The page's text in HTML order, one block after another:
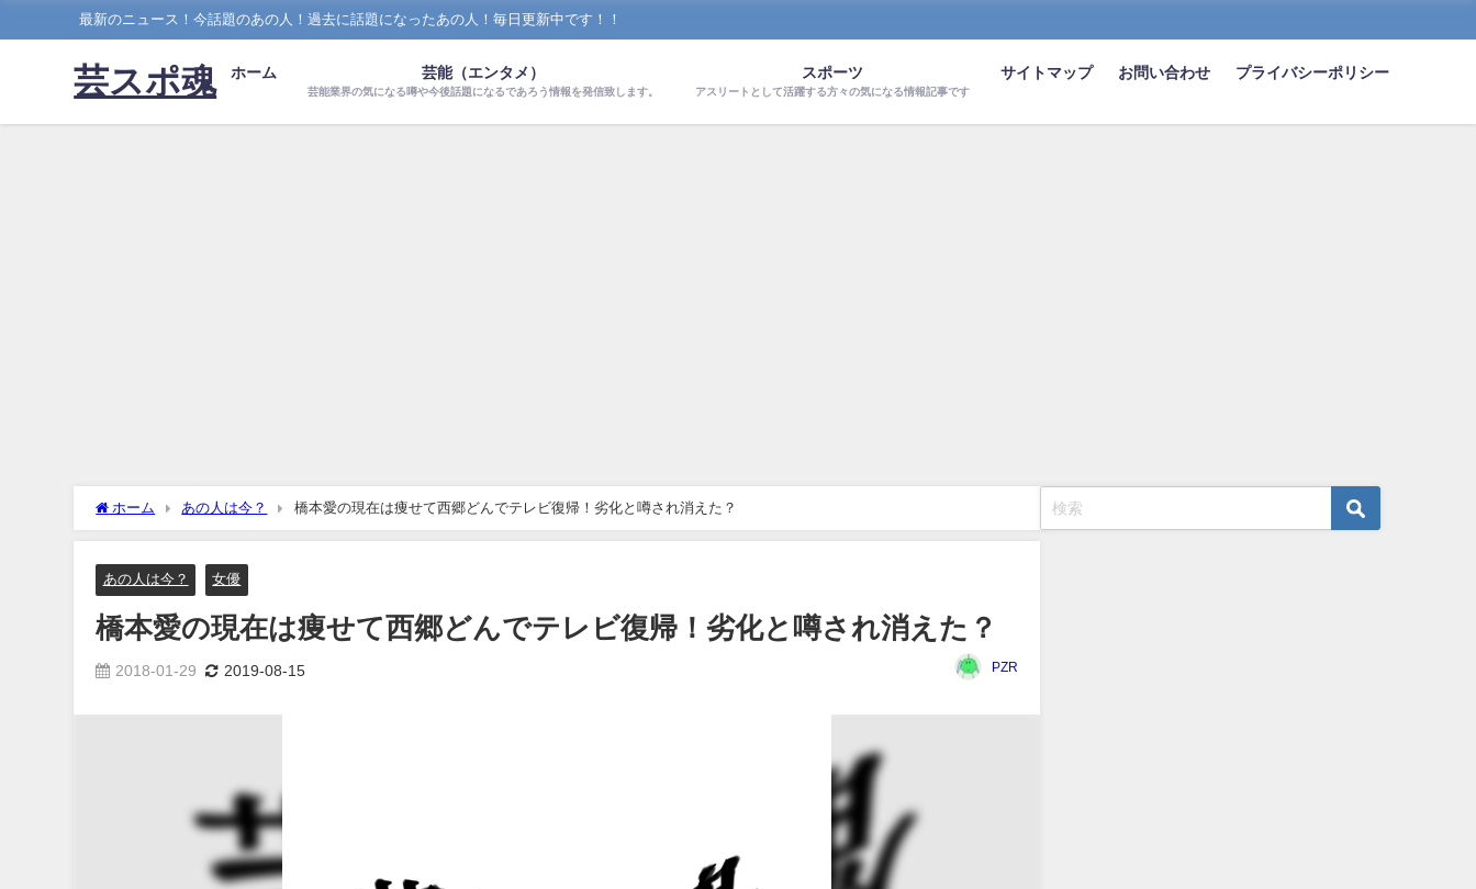
最新のニュース！今話題のあの人！過去に話題になったあの人！毎日更新中です！！
芸スポ魂 ホーム 芸能（エンタメ）
芸能業界の気になる噂や今後話題になるであろう情報を発信致します。
スポーツ
アスリートとして活躍する方々の気になる情報記事です
サイトマップ お問い合わせ プライバシーポリシー
ホーム あの人は今？ 橋本愛の現在は痩せて西郷どんでテレビ復帰！劣化と噂され消えた？
あの人は今？ 女優
橋本愛の現在は痩せて西郷どんでテレビ復帰！劣化と噂され消えた？
2018-01-29 2019-08-15 PZR